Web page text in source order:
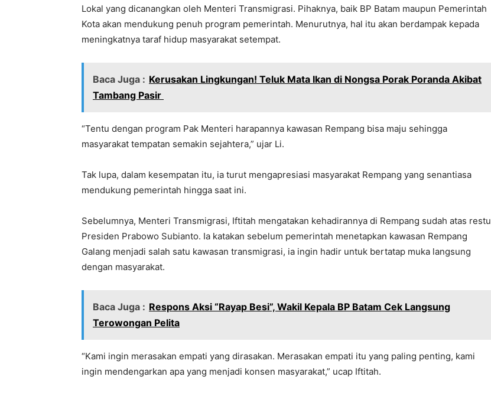
Lokal yang dicanangkan oleh Menteri Transmigrasi. Pihaknya, baik BP Batam maupun Pemerintah
Kota akan mendukung penuh program pemerintah. Menurutnya, hal itu akan berdampak kepada
meningkatnya taraf hidup masyarakat setempat.
Baca Juga : Kerusakan Lingkungan! Teluk Mata Ikan di Nongsa Porak Poranda Akibat
Tambang Pasir
“Tentu dengan program Pak Menteri harapannya kawasan Rempang bisa maju sehingga
masyarakat tempatan semakin sejahtera,” ujar Li.
Tak lupa, dalam kesempatan itu, ia turut mengapresiasi masyarakat Rempang yang senantiasa
mendukung pemerintah hingga saat ini.
Sebelumnya, Menteri Transmigrasi, Iftitah mengatakan kehadirannya di Rempang sudah atas restu
Presiden Prabowo Subianto. Ia katakan sebelum pemerintah menetapkan kawasan Rempang
Galang menjadi salah satu kawasan transmigrasi, ia ingin hadir untuk bertatap muka langsung
dengan masyarakat.
Baca Juga : Respons Aksi “Rayap Besi”, Wakil Kepala BP Batam Cek Langsung
Terowongan Pelita
“Kami ingin merasakan empati yang dirasakan. Merasakan empati itu yang paling penting, kami
ingin mendengarkan apa yang menjadi konsen masyarakat,” ucap Iftitah.